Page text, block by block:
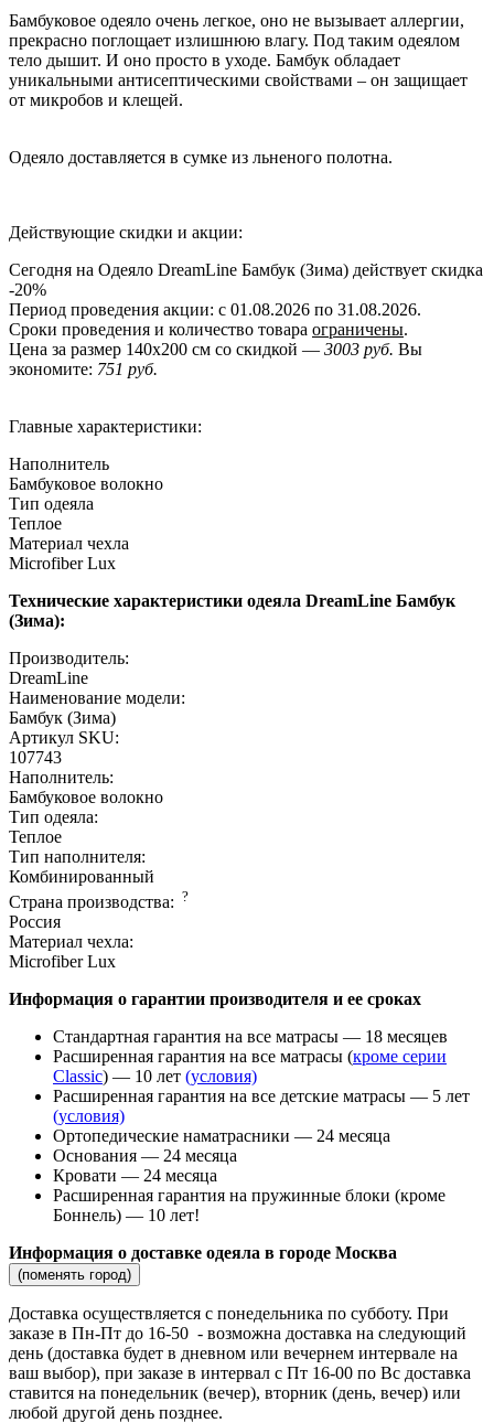
Бамбуковое одеяло очень легкое, оно не вызывает аллергии,
прекрасно поглощает излишнюю влагу. Под таким одеялом
тело дышит. И оно просто в уходе. Бамбук обладает
уникальными антисептическими свойствами – он защищает
от микробов и клещей.
Одеяло доставляется в сумке из льненого полотна.
Действующие скидки и акции:
Сегодня на Одеяло DreamLine Бамбук (Зима) действует скидка
-20%
Период проведения акции: с 01.08.2026 по 31.08.2026.
Сроки проведения и количество товара ограничены.
Цена за размер 140x200 см со скидкой — 3003 руб. Вы
экономите: 751 руб.
Главные характеристики:
Наполнитель
Бамбуковое волокно
Тип одеяла
Теплое
Материал чехла
Microfiber Lux
Технические характеристики одеяла DreamLine Бамбук
(Зима):
Производитель:
DreamLine
Наименование модели:
Бамбук (Зима)
Артикул SKU:
107743
Наполнитель:
Бамбуковое волокно
Тип одеяла:
Теплое
Тип наполнителя:
Комбинированный
Страна производcтва: ?
Россия
Материал чехла:
Microfiber Lux
Информация о гарантии производителя и ее сроках
Стандартная гарантия на все матрасы — 18 месяцев
Расширенная гарантия на все матрасы (кроме серии
Classic) — 10 лет (условия)
Расширенная гарантия на все детские матрасы — 5 лет
(условия)
Ортопедические наматрасники — 24 месяца
Основания — 24 месяца
Кровати — 24 месяца
Расширенная гарантия на пружинные блоки (кроме
Боннель) — 10 лет!
Информация о доставке одеяла в городе Москва
(поменять город)
Доставка осуществляется c понедельника по субботу. При
заказе в Пн-Пт до 16-50 - возможна доставка на следующий
день (доставка будет в дневном или вечернем интервале на
ваш выбор), при заказе в интервал с Пт 16-00 по Вс доставка
ставится на понедельник (вечер), вторник (день, вечер) или
любой другой день позднее.